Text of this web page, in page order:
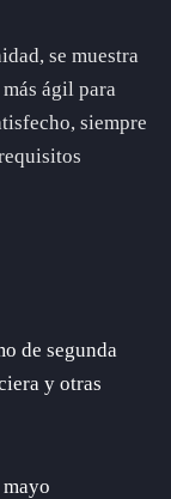
se muestra
ágil para
siempre
de segunda
y otras